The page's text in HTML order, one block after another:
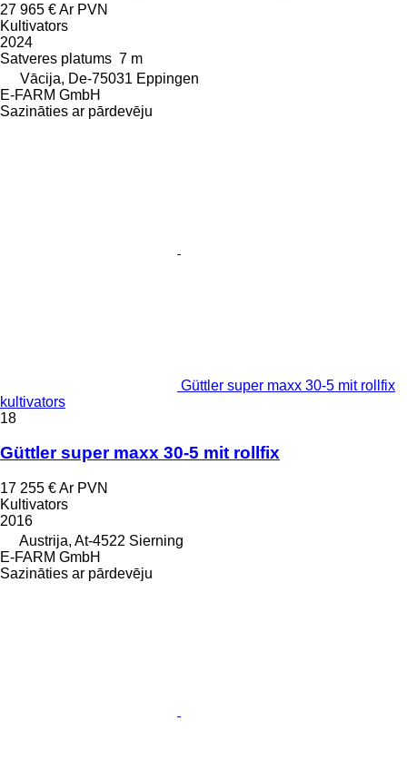
27 965 €Ar PVN
Kultivators
2024
Satveres platums 7 m
Vācija, De-75031 Eppingen
E-FARM GmbH
Sazināties ar pārdevēju
Güttler super maxx 30-5 mit rollfix
kultivators
18
Güttler super maxx 30-5 mit rollfix
17 255 €Ar PVN
Kultivators
2016
Austrija, At-4522 Sierning
E-FARM GmbH
Sazināties ar pārdevēju